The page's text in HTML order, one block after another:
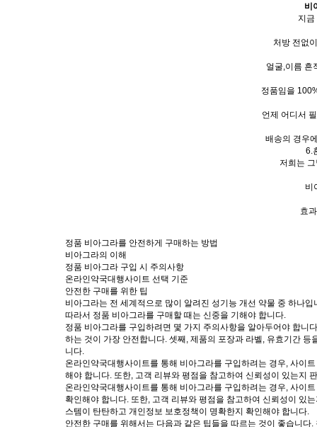
비
지금
처방 전없
얼굴,이름 흔
정품임을
언제 어디서
배송의 경우
6.
저희는
비
효
정품 비아그라를 안전하게 구매하는 방법
비아그라의 이해
정품 비아그라 구입 시 주의사항
온라인약국대행사이트 선택 기준
안전한 구매를 위한 팁
비아그라는 전 세계적으로 많이 알려진 성기능 개선 약물 중 하나
따라서 정품 비아그라를 구매할 때는 신중을 기해야 합니다.
정품 비아그라를 구입하려면 몇 가지 주의사항을 알아두어야 합니
하는 것이 가장 안전합니다. 셋째, 제품의 포장과 라벨, 유효기간
니다.
온라인약국대행사이트를 통해 비아그라를 구입하려는 경우, 사이
해야 합니다. 또한, 고객 리뷰와 평점을 참고하여 신뢰성이 있는지
온라인약국대행사이트를 통해 비아그라를 구입하려는 경우, 사이
확인해야 합니다. 또한, 고객 리뷰와 평점을 참고하여 신뢰성이 있
스템이 탄탄하고 개인정보 보호정책이 명확한지 확인해야 합니다.
안전한 구매를 위해서는 다음과 같은 팁들을 따르는 것이 좋습니